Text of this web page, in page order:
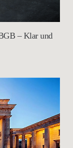
– Klar und